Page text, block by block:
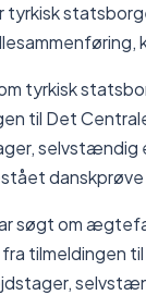
tyrkisk
tyrkisk
til Det
selvstændig
danskprøve
søgt om
tilmeldingen